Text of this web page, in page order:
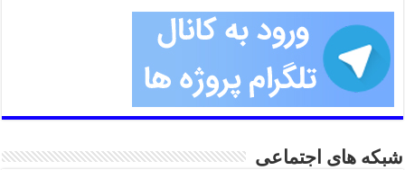
شبکه های اجتماعی